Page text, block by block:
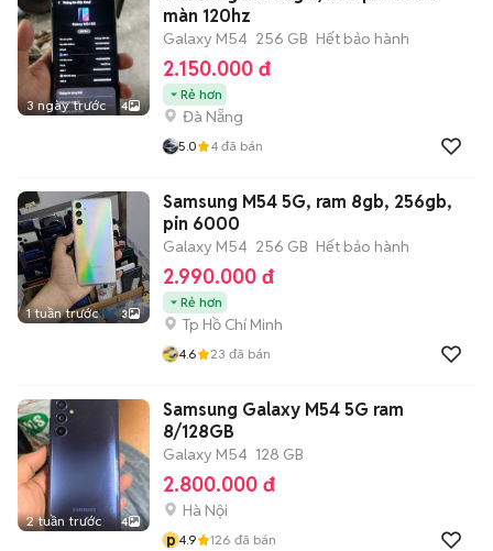
3 ngày trước 4
màn 120hz
Galaxy M54 256 GB Hết bảo hành
2.150.000 đ
Rẻ hơn
Đà Nẵng
5.0 4 đã bán
1 tuần trước 3
Samsung M54 5G, ram 8gb, 256gb,
pin 6000
Galaxy M54 256 GB Hết bảo hành
2.990.000 đ
Rẻ hơn
Tp Hồ Chí Minh
4.6 23 đã bán
2 tuần trước 4
Samsung Galaxy M54 5G ram
8/128GB
Galaxy M54 128 GB
2.800.000 đ
Hà Nội
p4.9 126 đã bán